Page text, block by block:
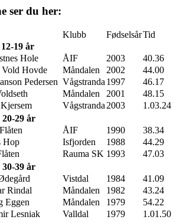
ser du her:
Klubb FødselsårTid
19 år
Hole ÅIF 2003
40.36
Hovde Måndalen 2002
44.00
Pedersen Vågstranda 1997
46.17
Måndalen 2001
48.15
Vågstranda 2003
1.03.24
29 år
ÅIF 1990
38.34
Hop Isfjorden 1988
44.29
Rauma SK 1993
47.03
39 år
Vistdal 1984
41.09
Rindal Måndalen 1982
43.24
Eggen Måndalen 1979
54.22
Lesniak Valldal 1979
1.01.50